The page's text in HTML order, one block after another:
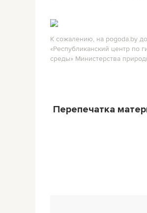
К сожалению, на pogoda.by
«Республиканский центр по
среды» Министерства
Перепечатка